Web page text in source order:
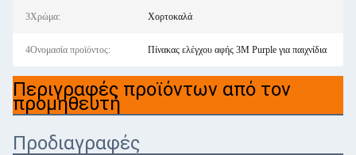
3Χρώμα: Χορτοκαλά
4Ονομασία προϊόντος: Πίνακας ελέγχου αφής 3M Purple για παιχνίδια
Περιγραφές προϊόντων από τον
προμηθευτή
Προδιαγραφές